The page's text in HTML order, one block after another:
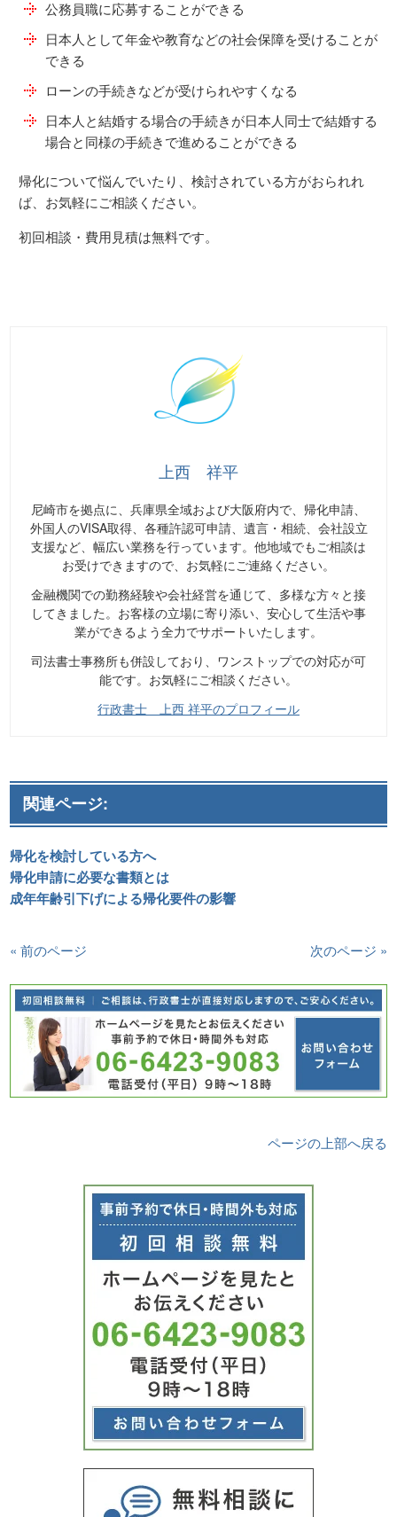
公務員職に応募することができる
日本人として年金や教育などの社会保障を受けることが
できる
ローンの手続きなどが受けられやすくなる
日本人と結婚する場合の手続きが日本人同士で結婚する
場合と同様の手続きで進めることができる
帰化について悩んでいたり、検討されている方がおられれ
ば、お気軽にご相談ください。
初回相談・費用見積は無料です。
上西 祥平
尼崎市を拠点に、兵庫県全域および大阪府内で、帰化申請、
外国人のVISA取得、各種許認可申請、遺言・相続、会社設立
支援など、幅広い業務を行っています。他地域でもご相談は
お受けできますので、お気軽にご連絡ください。
金融機関での勤務経験や会社経営を通じて、多様な方々と接
してきました。お客様の立場に寄り添い、安心して生活や事
業ができるよう全力でサポートいたします。
司法書士事務所も併設しており、ワンストップでの対応が可
能です。お気軽にご相談ください。
行政書士 上西 祥平のプロフィール
関連ページ:
帰化を検討している方へ
帰化申請に必要な書類とは
成年年齢引下げによる帰化要件の影響
« 前のページ 次のページ »
ページの上部へ戻る